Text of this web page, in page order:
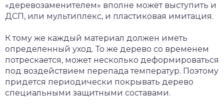
«деревозаменителем» вполне может выступить и
ДСП, или мультиплекс, и пластиковая имитация.
К тому же каждый материал должен иметь
определенный уход. То же дерево со временем
потрескается, может несколько деформироваться
под воздействием перепада температур. Поэтому
придется периодически покрывать дерево
специальными защитными составами.